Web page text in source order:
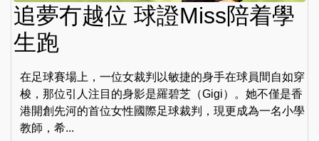
追夢冇越位 球證Miss陪着學
生跑
在足球賽場上，一位女裁判以敏捷的身手在球員間自如穿
梭，那位引人注目的身影是羅碧芝（Gigi）。她不僅是香
港開創先河的首位女性國際足球裁判，現更成為一名小學
教師，希...